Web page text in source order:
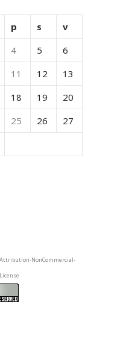
p s
v
4 5
6
11 12
13
18 19
20
25 26
27
NonCommercial-